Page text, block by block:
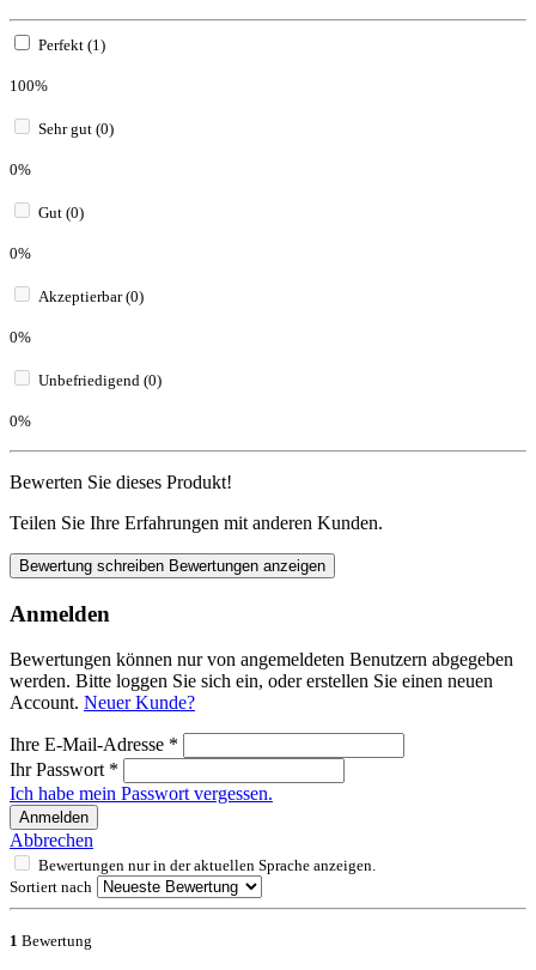
Perfekt (1)
100%
Sehr gut (0)
0%
Gut (0)
0%
Akzeptierbar (0)
0%
Unbefriedigend (0)
0%
Bewerten Sie dieses Produkt!
Teilen Sie Ihre Erfahrungen mit anderen Kunden.
Bewertung schreiben Bewertungen anzeigen
Anmelden
Bewertungen können nur von angemeldeten Benutzern abgegeben
werden. Bitte loggen Sie sich ein, oder erstellen Sie einen neuen
Account. Neuer Kunde?
Ihre E-Mail-Adresse *
Ihr Passwort *
Ich habe mein Passwort vergessen.
Anmelden
Abbrechen
Bewertungen nur in der aktuellen Sprache anzeigen.
Sortiert nach
1 Bewertung